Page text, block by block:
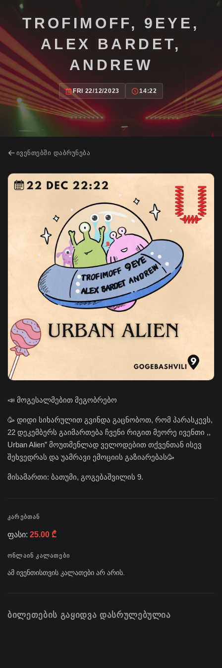
TROFIMOFF, 9EYE,
ALEX BARDET,
ANDREW
FRI 22/12/2023 14:22
ᲘᲕᲔᲜᲗᲔᲑᲨᲘ ᲓᲐᲑᲠᲣᲜᲔᲑᲐ
📣 მოგესალმებით მეგობრებო
🥳 დიდი სიხარულით გვინდა გაცნობოთ, რომ პარასკევს,
22 დეკემბერს გაიმართება ჩვენი რიგით მეორე ივენთი ,,
Urban Alien” მოუთმენლად ველოდებით თქვენთან ისევ
შეხვედრას და უამრავი ემოციის გაზიარებას🥳
მისამართი: ბათუმი, გოგებაშვილის 9.
ᲙᲐᲠᲔᲑᲗᲐᲜ
ფასი: 25.00 ₾
ᲝᲜᲚᲐᲘᲜ ᲙᲐᲚᲐᲗᲔᲑᲘ
ამ ივენთისთვის კალათები არ არის.
ᲑᲘᲚᲔᲗᲔᲑᲘᲡ ᲒᲐᲧᲘᲓᲕᲐ ᲓᲐᲡᲠᲣᲚᲔᲑᲣᲚᲘᲐ